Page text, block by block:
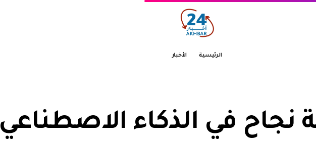
الرئيسية الأخبار
في الذكاء الاصطناعي